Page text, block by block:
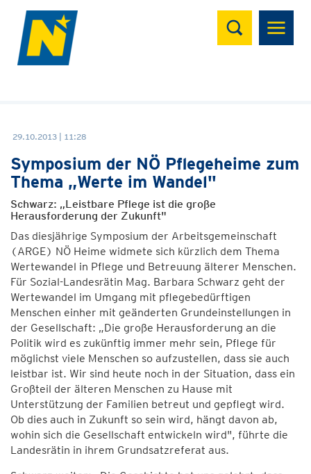
Suchen
29.10.2013 | 11:28
Symposium der NÖ Pflegeheime zum
Thema „Werte im Wandel"
Schwarz: „Leistbare Pflege ist die große
Herausforderung der Zukunft"
Das diesjährige Symposium der Arbeitsgemeinschaft
(ARGE) NÖ Heime widmete sich kürzlich dem Thema
Wertewandel in Pflege und Betreuung älterer Menschen.
Für Sozial-Landesrätin Mag. Barbara Schwarz geht der
Wertewandel im Umgang mit pflegebedürftigen
Menschen einher mit geänderten Grundeinstellungen in
der Gesellschaft: „Die große Herausforderung an die
Politik wird es zukünftig immer mehr sein, Pflege für
möglichst viele Menschen so aufzustellen, dass sie auch
leistbar ist. Wir sind heute noch in der Situation, dass ein
Großteil der älteren Menschen zu Hause mit
Unterstützung der Familien betreut und gepflegt wird.
Ob dies auch in Zukunft so sein wird, hängt davon ab,
wohin sich die Gesellschaft entwickeln wird", führte die
Landesrätin in ihrem Grundsatzreferat aus.